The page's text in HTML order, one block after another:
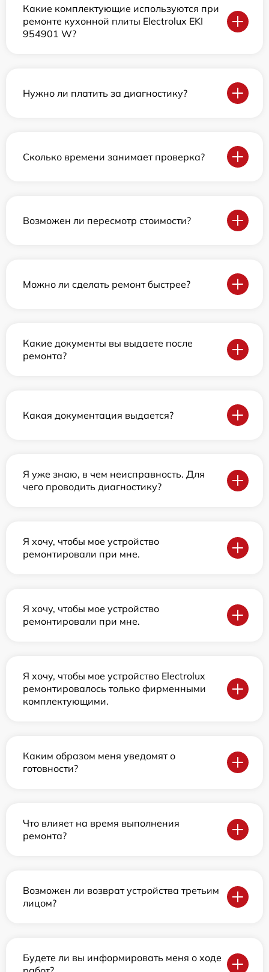
Какие комплектующие используются при
ремонте кухонной плиты Electrolux EKI
954901 W?
Нужно ли платить за диагностику?
Сколько времени занимает проверка?
Возможен ли пересмотр стоимости?
Можно ли сделать ремонт быстрее?
Какие документы вы выдаете после
ремонта?
Какая документация выдается?
Я уже знаю, в чем неисправность. Для
чего проводить диагностику?
Я хочу, чтобы мое устройство
ремонтировали при мне.
Я хочу, чтобы мое устройство
ремонтировали при мне.
Я хочу, чтобы мое устройство Electrolux
ремонтировалось только фирменными
комплектующими.
Каким образом меня уведомят о
готовности?
Что влияет на время выполнения
ремонта?
Возможен ли возврат устройства третьим
лицом?
Будете ли вы информировать меня о ходе